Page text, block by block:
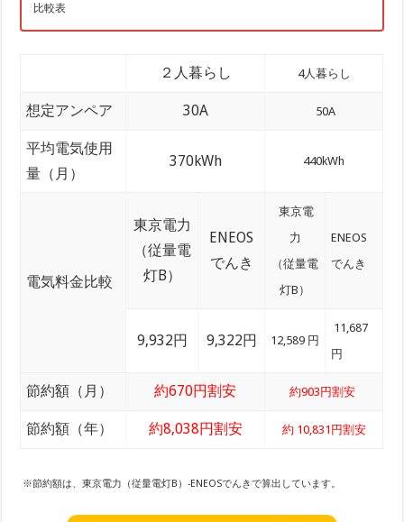
比較表
２人暮らし 4人暮らし
想定アンペア 30A 50A
平均電気使用
量（月）
370kWh 440kWh
電気料金比較
東京電力
（従量電
灯B）
ENEOS
でんき
東京電
力
（従量電
灯B）
ENEOS
でんき
9,932円 9,322円 12,589 円
11,687
円
節約額（月） 約670円割安 約903円割安
節約額（年） 約8,038円割安 約 10,831円割安
※節約額は、東京電力（従量電灯B）-ENEOSでんきで算出しています。